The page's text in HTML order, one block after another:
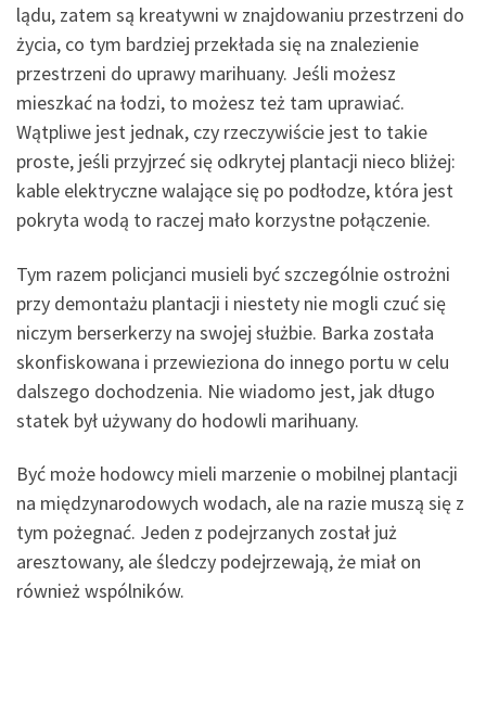
lądu, zatem są kreatywni w znajdowaniu przestrzeni do
życia, co tym bardziej przekłada się na znalezienie
przestrzeni do uprawy marihuany. Jeśli możesz
mieszkać na łodzi, to możesz też tam uprawiać.
Wątpliwe jest jednak, czy rzeczywiście jest to takie
proste, jeśli przyjrzeć się odkrytej plantacji nieco bliżej:
kable elektryczne walające się po podłodze, która jest
pokryta wodą to raczej mało korzystne połączenie.
Tym razem policjanci musieli być szczególnie ostrożni
przy demontażu plantacji i niestety nie mogli czuć się
niczym berserkerzy na swojej służbie. Barka została
skonfiskowana i przewieziona do innego portu w celu
dalszego dochodzenia. Nie wiadomo jest, jak długo
statek był używany do hodowli marihuany.
Być może hodowcy mieli marzenie o mobilnej plantacji
na międzynarodowych wodach, ale na razie muszą się z
tym pożegnać. Jeden z podejrzanych został już
aresztowany, ale śledczy podejrzewają, że miał on
również wspólników.